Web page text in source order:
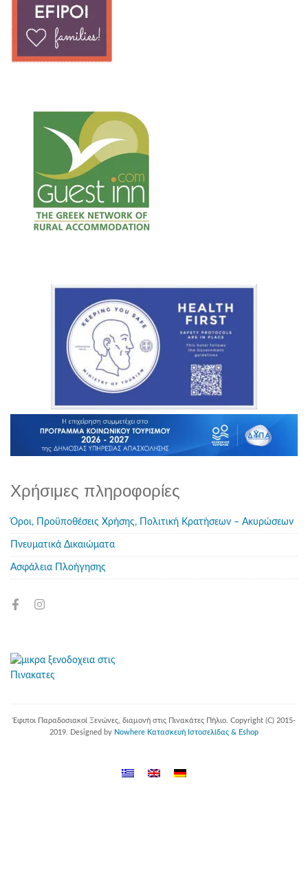
Χρήσιμες πληροφορίες
Όροι, Προϋποθέσεις Χρήσης, Πολιτική Κρατήσεων – Ακυρώσεων
Πνευματικά Δικαιώματα
Ασφάλεια Πλοήγησης
Έφιποι Παραδοσιακοί Ξενώνες, διαμονή στις Πινακάτες Πήλιο. Copyright (C) 2015-
2019. Designed by Nowhere Κατασκευή Ιστοσελίδας & Eshop